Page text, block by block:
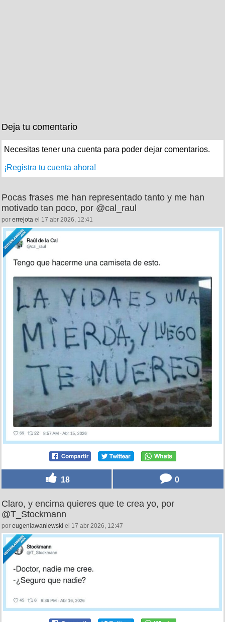
Deja tu comentario
Necesitas tener una cuenta para poder dejar comentarios.
¡Registra tu cuenta ahora!
Pocas frases me han representado tanto y me han
motivado tan poco, por @cal_raul
por errejota el 17 abr 2026, 12:41
18 0
Claro, y encima quieres que te crea yo, por
@T_Stockmann
por eugeniawaniewski el 17 abr 2026, 12:47